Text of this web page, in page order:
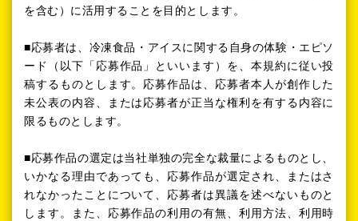
を含む）に活用することを目的とします。
■応募者は、冷凍食品・アイスに関する自身の体験・エピソ
ード（以下「応募作品」といいます）を、本規約に従い投
稿するものとします。応募作品は、応募者本人が創作した
未公表の内容、または応募者が正当な権利を有する内容に
限るものとします。
■応募作品の選定は当社単独の完全な裁量によるものとし、
いかなる理由であっても、応募作品が選定され、またはさ
れなかったことについて、応募者は異議を述べないものと
します。また、応募作品の利用の有無、利用方法、利用時